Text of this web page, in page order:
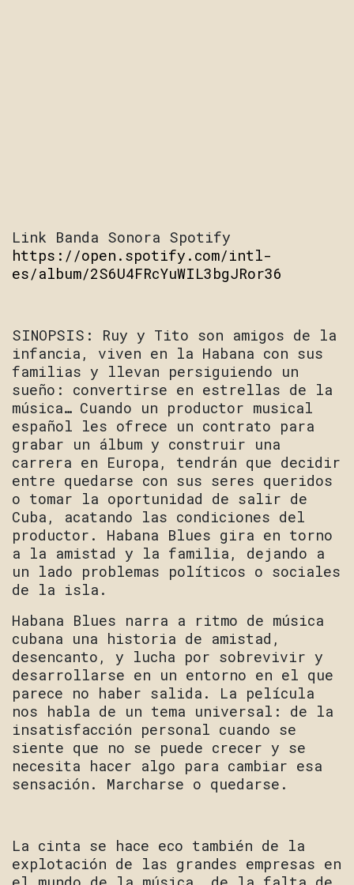
Link Banda Sonora Spotify
https://open.spotify.com/intl-
es/album/2S6U4FRcYuWIL3bgJRor36
SINOPSIS: Ruy y Tito son amigos de la
infancia, viven en la Habana con sus
familias y llevan persiguiendo un
sueño: convertirse en estrellas de la
música… Cuando un productor musical
español les ofrece un contrato para
grabar un álbum y construir una
carrera en Europa, tendrán que decidir
entre quedarse con sus seres queridos
o tomar la oportunidad de salir de
Cuba, acatando las condiciones del
productor. Habana Blues gira en torno
a la amistad y la familia, dejando a
un lado problemas políticos o sociales
de la isla.
Habana Blues narra a ritmo de música
cubana una historia de amistad,
desencanto, y lucha por sobrevivir y
desarrollarse en un entorno en el que
parece no haber salida. La película
nos habla de un tema universal: de la
insatisfacción personal cuando se
siente que no se puede crecer y se
necesita hacer algo para cambiar esa
sensación. Marcharse o quedarse.
La cinta se hace eco también de la
explotación de las grandes empresas en